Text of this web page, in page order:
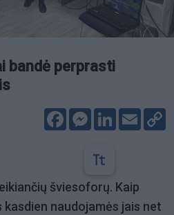
bandė perprasti
FacebookMessenger
LinkedIn
Email
šviesoforų. Kaip
naudojamės jais net